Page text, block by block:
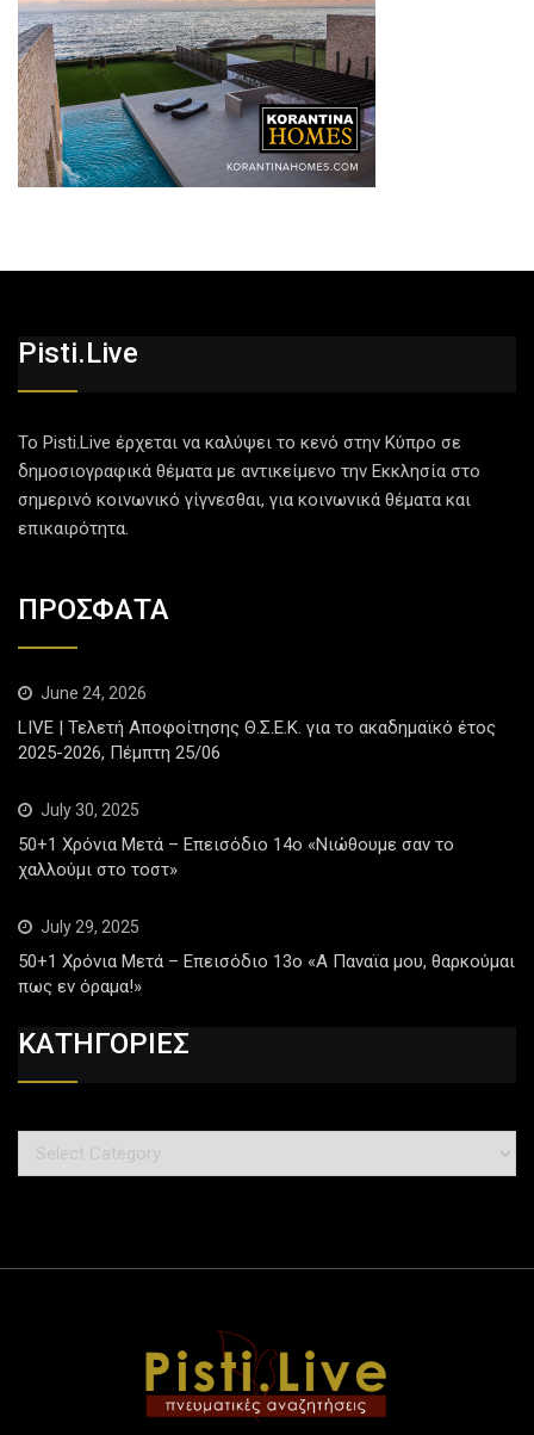
Pisti.live
Το Pisti.Live έρχεται να καλύψει το κενό στην Κύπρο σε
δημοσιογραφικά θέματα με αντικείμενο την Εκκλησία στο
σημερινό κοινωνικό γίγνεσθαι, για κοινωνικά θέματα και
επικαιρότητα.
ΠΡΟΣΦΑΤΑ
June 24, 2026
LIVE | Τελετή Αποφοίτησης Θ.Σ.Ε.Κ. για το ακαδημαϊκό έτος
2025-2026, Πέμπτη 25/06
July 30, 2025
50+1 Χρόνια Μετά – Επεισόδιο 14ο «Νιώθουμε σαν το
χαλλούμι στο τοστ»
July 29, 2025
50+1 Χρόνια Μετά – Επεισόδιο 13ο «Α Παναϊα μου, θαρκούμαι
πως εν όραμα!»
ΚΑΤΗΓΟΡΙΕΣ